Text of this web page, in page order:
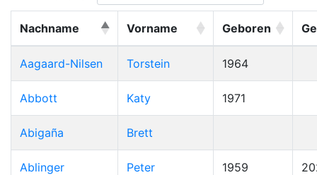
Nachname Vorname Geboren
Aagaard-Nilsen Torstein 1964
Abbott Katy 1971
Abigaña Brett
Ablinger Peter 1959